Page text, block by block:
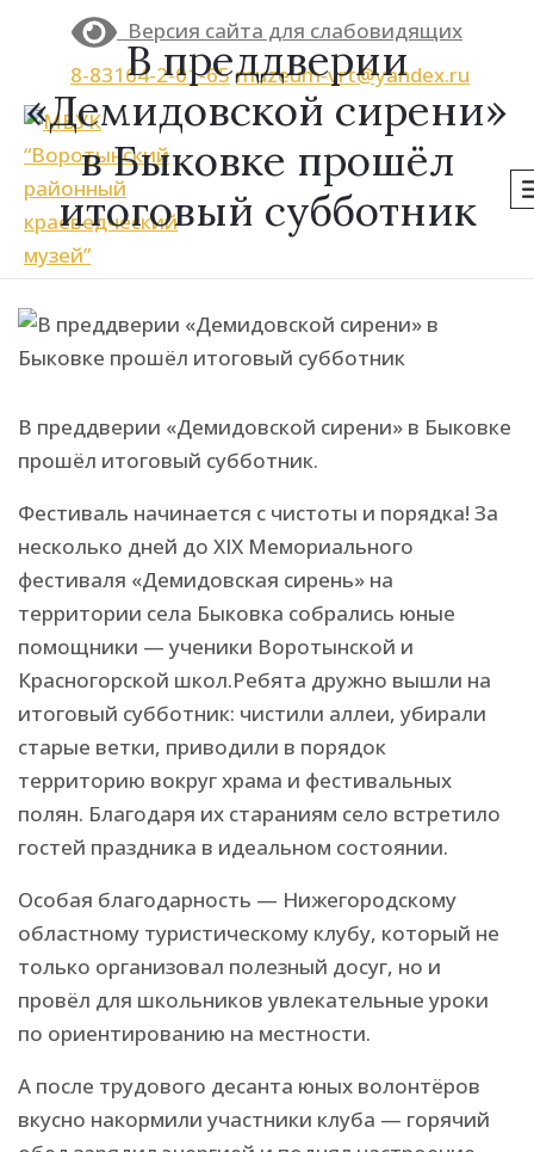
Версия сайта для слабовидящих
8-83164-2-01-65 muzeum-vrt@yandex.ru
В преддверии
«Демидовской сирени»
в Быковке прошёл
итоговый субботник
В преддверии «Демидовской сирени» в Быковке
прошёл итоговый субботник.
Фестиваль начинается с чистоты и порядка! За
несколько дней до XIX Мемориального
фестиваля «Демидовская сирень» на
территории села Быковка собрались юные
помощники — ученики Воротынской и
Красногорской школ.Ребята дружно вышли на
итоговый субботник: чистили аллеи, убирали
старые ветки, приводили в порядок
территорию вокруг храма и фестивальных
полян. Благодаря их стараниям село встретило
гостей праздника в идеальном состоянии.
Особая благодарность — Нижегородскому
областному туристическому клубу, который не
только организовал полезный досуг, но и
провёл для школьников увлекательные уроки
по ориентированию на местности.
А после трудового десанта юных волонтёров
вкусно накормили участники клуба — горячий